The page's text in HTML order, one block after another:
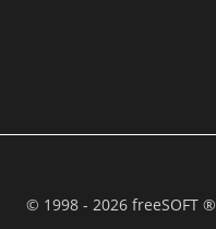
© 1998 - 2026 freeSOFT ®